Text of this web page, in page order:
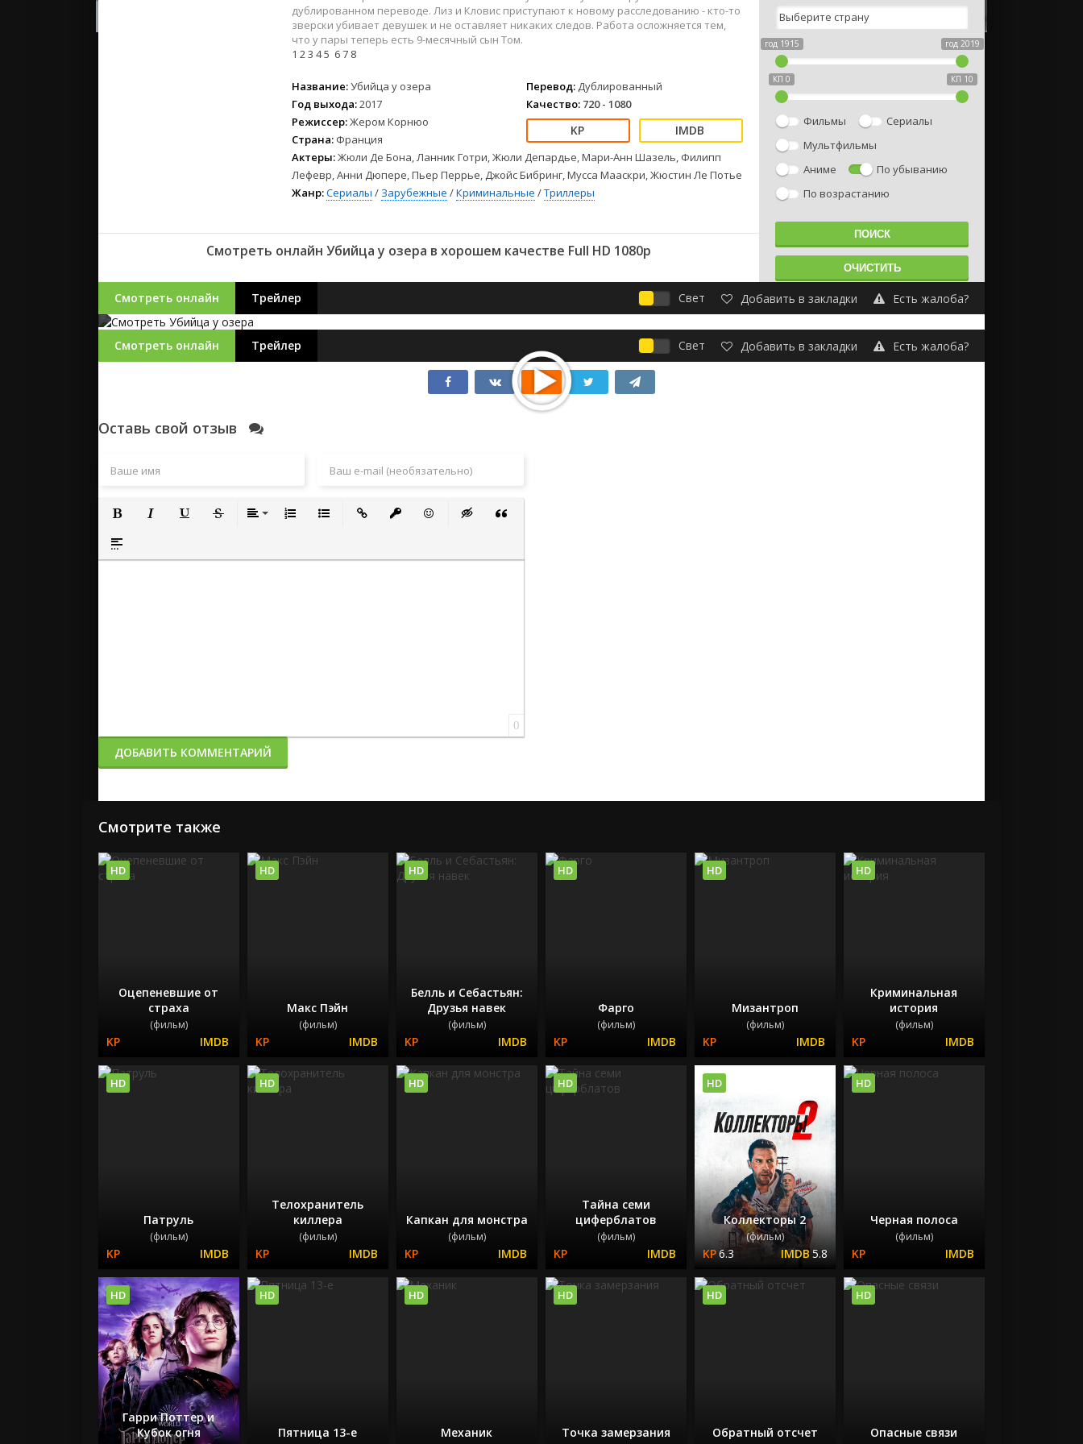
2022
2021
Русские
СССР
Зарубежные
Детские
Драмы
Спорт
Фантастика
Фэнтези
2022
Русские
СССР
Зарубежные
дублированном переводе. Лиз и Кловис приступают к новому расследованию - кто-то
зверски убивает девушек и не оставляет никаких следов. Работа осложняется тем,
что у пары теперь есть 9-месячный сын Том.
1 23 45 67 8
Название:Убийца у озера
Год выхода:2017
Режиссер:Жером Корнюо
Страна: Франция
Перевод: Дублированный
Качество: 720 - 1080
Актеры:Жюли Де Бона, Ланник Готри, Жюли Депардье, Мари-Анн Шазель, Филипп
Лефевр, Анни Дюпере, Пьер Перрье, Джойс Бибринг, Мусса Мааскри, Жюстин Ле Потье
Жанр:Сериалы / Зарубежные /Криминальные /Триллеры
Смотреть онлайн Убийца у озера в хорошем качестве Full HD 1080p
год 1915 год 2019
КП 0 КП 10
Фильмы
Сериалы
Мультфильмы
Аниме
По убыванию
По возрастанию
Смотреть онлайн Трейлер Свет Добавить в закладки Есть жалоба?
Смотреть онлайн Трейлер Свет Добавить в закладки Есть жалоба?
Оставь свой отзыв
Полужирный
Вставка спойлера
0
ДОБАВИТЬ КОММЕНТАРИЙ
Смотрите также
Оцепеневшие от
страха
(фильм)
HD
Макс Пэйн
(фильм)
HD
Белль и Себастьян:
Друзья навек
(фильм)
HD
Фарго
(фильм)
HD
Мизантроп
(фильм)
HD
Криминальная
история
(фильм)
HD
Патруль
(фильм)
HD
Телохранитель
киллера
(фильм)
HD
Капкан для монстра
(фильм)
HD
Тайна семи
циферблатов
(фильм)
HD
Коллекторы 2
(фильм)
6.3 5.8
HD
Черная полоса
(фильм)
HD
Гарри Поттер и
Кубок огня
HD
Пятница 13-е
HD
Механик
HD
Точка замерзания
HD
Обратный отсчет
HD
Опасные связи
HD